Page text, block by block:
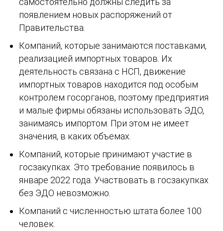
появлением новых распоряжений от
Правительства.
Компаний, которые занимаются поставками,
реализацией импортных товаров. Их
деятельность связана с НСП, движение
импортных товаров находится под особым
контролем госорганов, поэтому предприятия
и малые фирмы обязаны использовать ЭДО,
занимаясь импортом. При этом не имеет
значения, в каких объемах.
Компаний, которые принимают участие в
госзакупках. Это требование появилось в
январе 2022 года. Участвовать в госзакупках
без ЭДО невозможно.
Компаний с численностью штата более 100
человек.